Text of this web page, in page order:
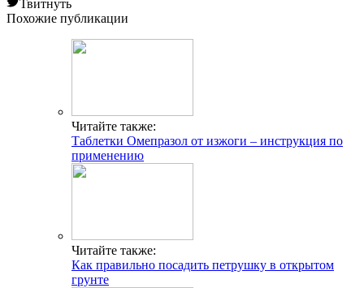
Твитнуть
Похожие публикации
Читайте также:
Таблетки Омепразол от изжоги – инструкция по
применению
Читайте также:
Как правильно посадить петрушку в открытом
грунте